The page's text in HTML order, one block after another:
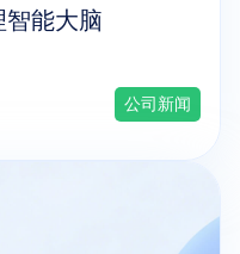
智能大脑
公司新闻